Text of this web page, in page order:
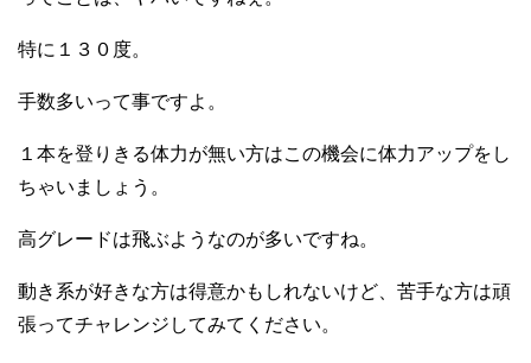
特に１３０度。
手数多いって事ですよ。
１本を登りきる体力が無い方はこの機会に体力アップをし
ちゃいましょう。
高グレードは飛ぶようなのが多いですね。
動き系が好きな方は得意かもしれないけど、苦手な方は頑
張ってチャレンジしてみてください。